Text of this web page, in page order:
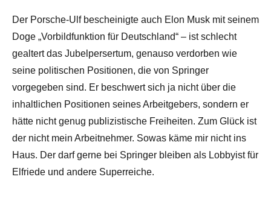
Der Porsche-Ulf bescheinigte auch Elon Musk mit seinem
Doge „Vorbildfunktion für Deutschland“ – ist schlecht
gealtert das Jubelpersertum, genauso verdorben wie
seine politischen Positionen, die von Springer
vorgegeben sind. Er beschwert sich ja nicht über die
inhaltlichen Positionen seines Arbeitgebers, sondern er
hätte nicht genug publizistische Freiheiten. Zum Glück ist
der nicht mein Arbeitnehmer. Sowas käme mir nicht ins
Haus. Der darf gerne bei Springer bleiben als Lobbyist für
Elfriede und andere Superreiche.